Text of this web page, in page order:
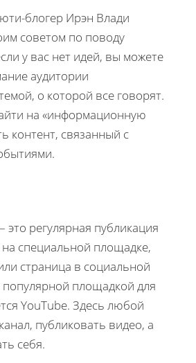
блогер Ирэн Влади
советом по поводу
у вас нет идей, вы можете
аудитории
о которой все говорят.
на «информационную
контент, связанный с
это регулярная публикация
специальной площадке,
страница в социальной
популярной площадкой для
YouTube. Здесь любой
публиковать видео, а
себя.